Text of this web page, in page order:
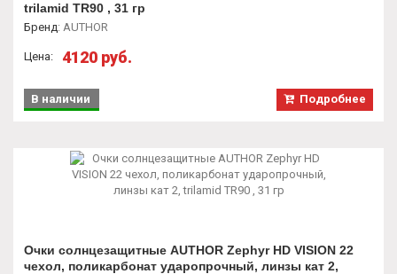
trilamid TR90 , 31 гр
Бренд: AUTHOR
Цена: 4120 руб.
Подробнее
В наличии
Очки солнцезащитные AUTHOR Zephyr HD VISION 22
чехол, поликарбонат ударопрочный, линзы кат 2,